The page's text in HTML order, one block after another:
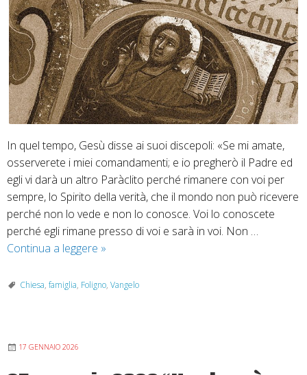
In quel tempo, Gesù disse ai suoi discepoli: «Se mi amate,
osserverete i miei comandamenti; e io pregherò il Padre ed
egli vi darà un altro Paràclito perché rimanere con voi per
sempre, lo Spirito della verità, che il mondo non può ricevere
perché non lo vede e non lo conosce. Voi lo conoscete
perché egli rimane presso di voi e sarà in voi. Non …
Continua a leggere 10
2026
»
Chiesa, famiglia, Foligno, Vangelo
17 GENNAIO 2026